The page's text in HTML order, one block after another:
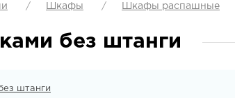
Шкафы Шкафы распашные
без штанги
штанги